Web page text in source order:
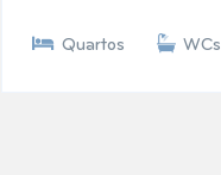
Quartos WCs